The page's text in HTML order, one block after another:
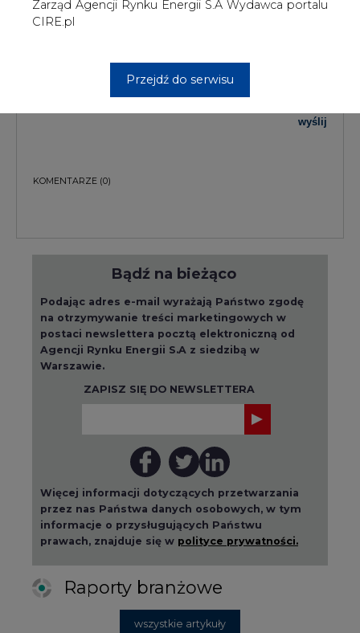
Zarząd Agencji Rynku Energii S.A Wydawca portalu
CIRE.pl
Przejdź do serwisu
PODPIS
Przesłanie komentarza oznacza akceptację zasad korzystania z portalu
wyślij
KOMENTARZE (0)
Bądź na bieżąco
Podając adres e-mail wyrażają Państwo zgodę
na otrzymywanie treści marketingowych w
postaci newslettera pocztą elektroniczną od
Agencji Rynku Energii S.A z siedzibą w
Warszawie.
ZAPISZ SIĘ DO NEWSLETTERA
Więcej informacji dotyczących przetwarzania
przez nas Państwa danych osobowych, w tym
informacje o przysługujących Państwu
prawach, znajduje się w polityce prywatności.
Raporty branżowe
wszystkie artykuły